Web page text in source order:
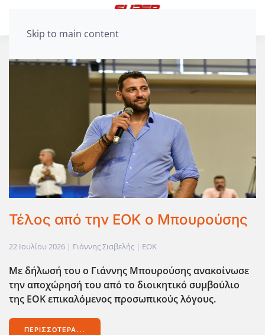
Skip to main content
Τέλος από την ΕΟΚ ο Μπουρούσης
22 Ιουλίου 2026 | Γιάννης Σιαβελής | EOK
Με δήλωσή του ο Γιάννης Μπουρούσης ανακοίνωσε
την αποχώρησή του από το διοικητικό συμβούλιο
της ΕΟΚ επικαλόμενος προσωπικούς λόγους.
ΠΕΡΙΣΣΌΤΕΡΑ...